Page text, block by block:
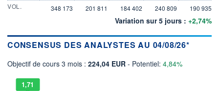
VOL.
348 173 201 811 184 402 240 809 190 935
Variation sur 5 jours : +2,74%
CONSENSUS DES ANALYSTES AU 04/08/26*
Objectif de cours 3 mois : 224,04 EUR - Potentiel: 4,84%
1,71